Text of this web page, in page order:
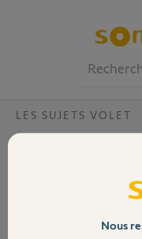
Volet
LES SUJETS VOLET
Comment dissocier mes
plusieurs volets . J'ai 5
elles se sont initialisées
Nous